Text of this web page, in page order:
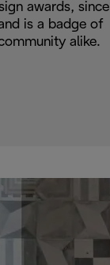
awards, since
is a badge of
alike.